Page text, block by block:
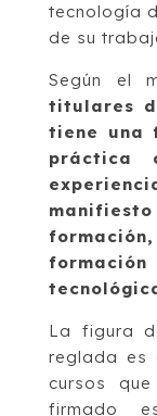
tecnología
de su
Según el
titulares
tiene una
práctica
La figura
reglada es
cursos
firmado